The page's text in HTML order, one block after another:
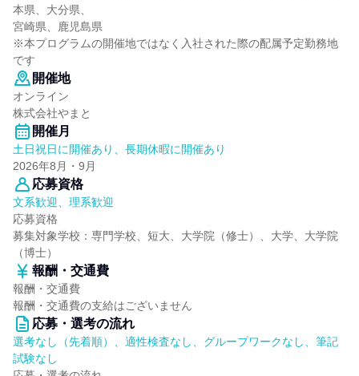
本県、大分県、
宮崎県、鹿児島県
※本プログラムの開催地ではなく入社された際の配属予定勤務地
です
開催地
オンライン
株式会社やまと
開催月
土日祝日に開催あり、長期休暇に開催あり
2026年8月・9月
応募資格
文系歓迎、理系歓迎
応募資格
募集対象学校：専門学校、短大、大学院（修士）、大学、大学院
（博士）
報酬・交通費
報酬・交通費
報酬・交通費の支給はございません
応募・選考の流れ
選考なし（先着順）、適性検査なし、グループワークなし、筆記
試験なし